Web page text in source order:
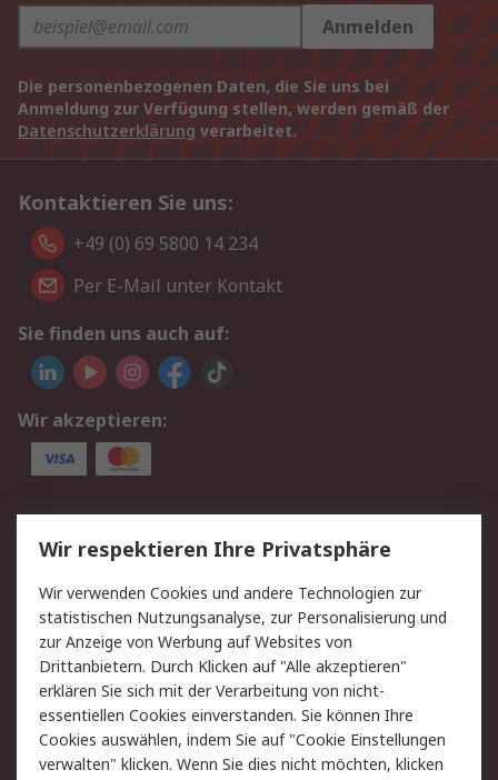
Anmelden
Die personenbezogenen Daten, die Sie uns bei
Anmeldung zur Verfügung stellen, werden gemäß der
Datenschutzerklärung verarbeitet.
Kontaktieren Sie uns:
+49 (0) 69 5800 14 234
Per E-Mail unter Kontakt
Sie finden uns auch auf:
Wir akzeptieren:
Service
Value Added Services
Lieferlösungen
Rücksendungen
Kontakt
Hilfe
Privatkunden
Rechtliches
AGB
Datenschutz
Cookie-Richtlinie
Zahlungsbedingungen
Wir respektieren Ihre Privatsphäre
Wir verwenden Cookies und andere Technologien zur
statistischen Nutzungsanalyse, zur Personalisierung und
zur Anzeige von Werbung auf Websites von
Drittanbietern. Durch Klicken auf "Alle akzeptieren"
erklären Sie sich mit der Verarbeitung von nicht-
essentiellen Cookies einverstanden. Sie können Ihre
Cookies auswählen, indem Sie auf "Cookie Einstellungen
verwalten" klicken. Wenn Sie dies nicht möchten, klicken